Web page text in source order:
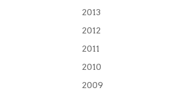
2013
2012
2011
2010
2009